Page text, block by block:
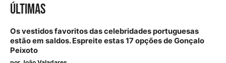
ÚLTIMAS
Os vestidos favoritos das celebridades portuguesas
estão em saldos. Espreite estas 17 opções de Gonçalo
Peixoto